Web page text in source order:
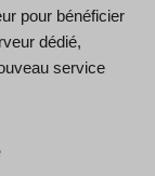
pour bénéficier
dédié,
service